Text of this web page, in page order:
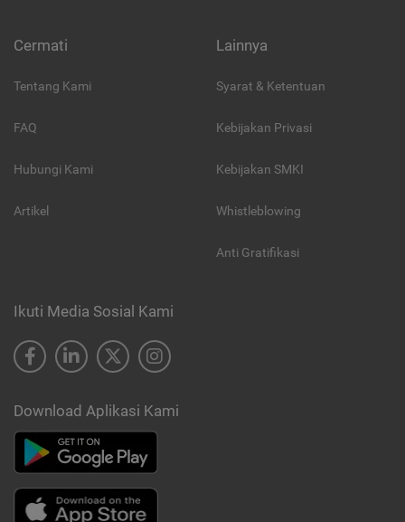
Cermati
Tentang Kami
FAQ
Hubungi Kami
Artikel
Lainnya
Syarat & Ketentuan
Kebijakan Privasi
Kebijakan SMKI
Whistleblowing
Anti Gratifikasi
Ikuti Media Sosial Kami
Download Aplikasi Kami